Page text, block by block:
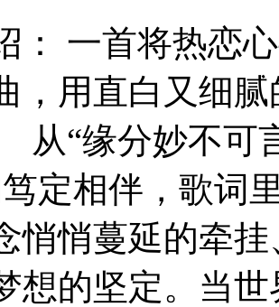
： 一首将热恋
，用直白又细
从“缘分妙不可
定相伴，歌词
悄蔓延的牵挂
想的坚定。当